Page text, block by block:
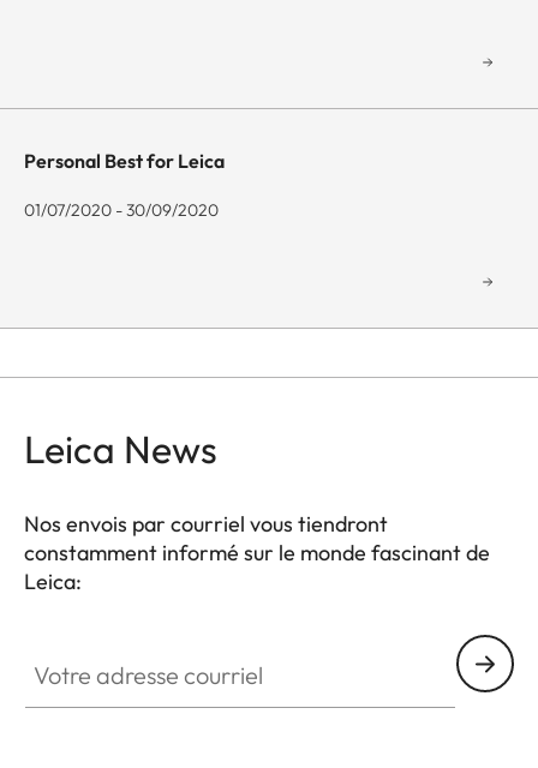
Personal Best for Leica
01/07/2020 - 30/09/2020
Leica News
Nos envois par courriel vous tiendront
constamment informé sur le monde fascinant de
Leica: